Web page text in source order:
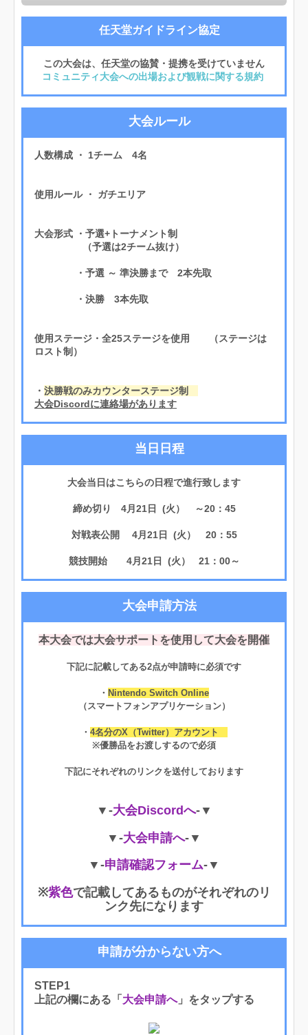
任天堂ガイドライン協定
この大会は、任天堂の協賛・提携を受けていません
コミュニティ大会への出場および観戦に関する規約
大会ルール
人数構成 ・ 1チーム 4名
使用ルール ・ ガチエリア
大会形式 ・予選+トーナメント制
（予選は2チーム抜け）
・予選 ～ 準決勝まで 2本先取
・決勝 3本先取
使用ステージ・全25ステージを使用 （ステージは
ロスト制）
・ 決勝戦のみカウンターステージ制
大会Discordに連絡場があります
当日日程
大会当日はこちらの日程で進行致します
締め切り 4月21日 (火） ～20：45
対戦表公開 4月21日 (火） 20：55
競技開始 4月21日 (火） 21：00～
大会申請方法
本大会では大会サポートを使用して大会を開催
下記に記載してある2点が申請時に必須です
・ Nintendo Switch Online
（スマートフォンアプリケーション）
・ 4名分のX（Twitter）アカウント
※優勝品をお渡しするので必須
下記にそれぞれのリンクを送付しております
▼-大会Discordへ-▼
▼-大会申請へ-▼
▼-申請確認フォーム-▼
※紫色で記載してあるものがそれぞれのリ
ンク先になります
申請が分からない方へ
STEP1
上記の欄にある「 大会申請へ」をタップする